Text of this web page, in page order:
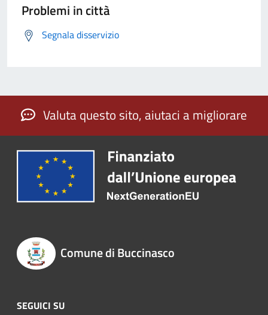
Problemi in città
Segnala disservizio
Valuta questo sito, aiutaci a migliorare
Comune di Buccinasco
SEGUICI SU